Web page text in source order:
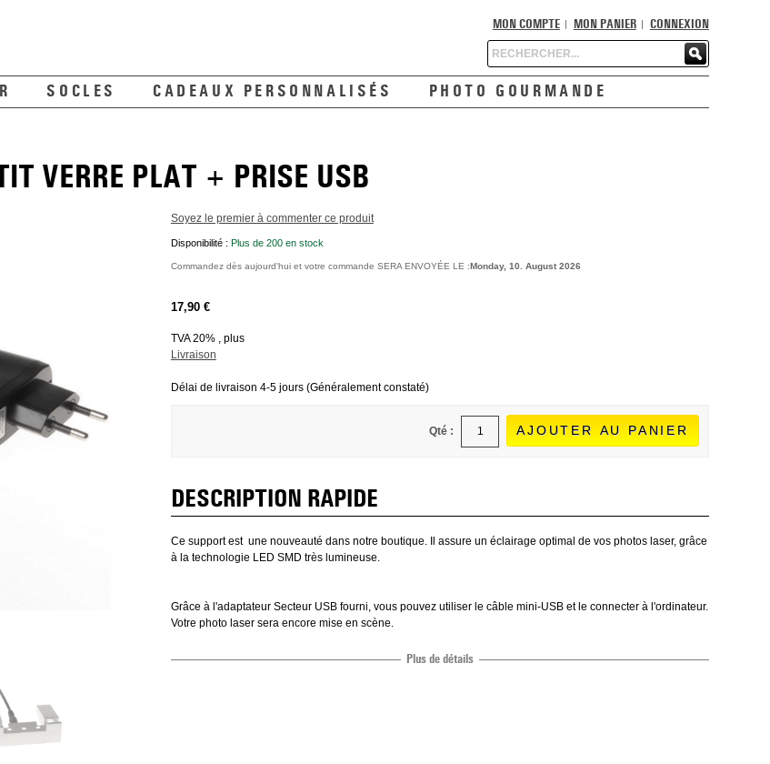
MON COMPTE MON PANIER
CONNEXION
Chercher
SOCLES CADEAUX PERSONNALISÉS PHOTO GOURMANDE
VERRE PLAT + PRISE USB
Soyez le premier à commenter ce produit
Disponibilité : Plus de 200 en stock
Commandez dès aujourd'hui et votre commande SERA ENVOYÉE LE :Monday, 10. August 2026
17,90 €
TVA 20% , plus
Livraison
Délai de livraison 4-5 jours (Généralement constaté)
Qté : AJOUTER AU PANIER
DESCRIPTION RAPIDE
Ce support est une nouveauté dans notre boutique. Il assure un éclairage optimal de vos photos laser, grâce
à la technologie LED SMD très lumineuse.
Grâce à l'adaptateur Secteur USB fourni, vous pouvez utiliser le câble mini-USB et le connecter à l'ordinateur.
Votre photo laser sera encore mise en scène.
Plus de détails